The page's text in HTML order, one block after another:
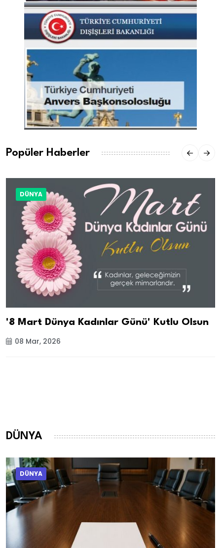
Popüler Haberler
DÜNYA
'8 Mart Dünya Kadınlar Günü' Kutlu Olsun
08 Mar, 2026
DÜNYA
DÜNYA